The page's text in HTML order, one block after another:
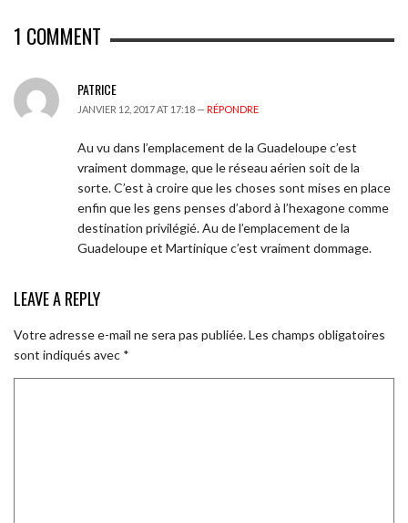
1 COMMENT
PATRICE
JANVIER 12, 2017 AT 17:18 — RÉPONDRE
Au vu dans l’emplacement de la Guadeloupe c’est
vraiment dommage, que le réseau aérien soit de la
sorte. C’est à croire que les choses sont mises en place
enfin que les gens penses d’abord à l’hexagone comme
destination privilégié. Au de l’emplacement de la
Guadeloupe et Martinique c’est vraiment dommage.
LEAVE A REPLY
Votre adresse e-mail ne sera pas publiée.Les champs obligatoires
sont indiqués avec *